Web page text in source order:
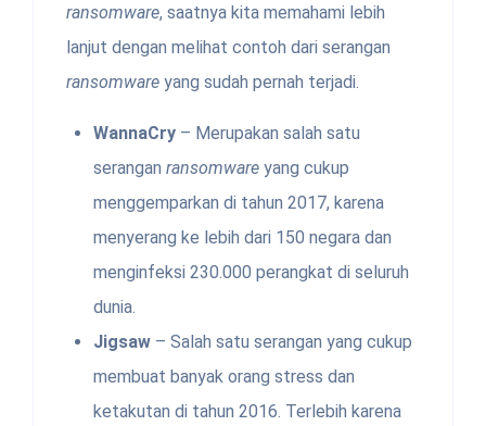
ransomware, saatnya kita memahami lebih
lanjut dengan melihat contoh dari serangan
ransomware yang sudah pernah terjadi.
WannaCry – Merupakan salah satu
serangan ransomware yang cukup
menggemparkan di tahun 2017, karena
menyerang ke lebih dari 150 negara dan
menginfeksi 230.000 perangkat di seluruh
dunia.
Jigsaw – Salah satu serangan yang cukup
membuat banyak orang stress dan
ketakutan di tahun 2016. Terlebih karena